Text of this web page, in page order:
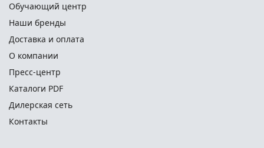
Обучающий центр
Наши бренды
Доставка и оплата
О компании
Пресс-центр
Каталоги PDF
Дилерская сеть
Контакты